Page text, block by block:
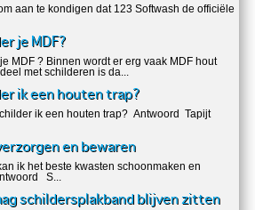
aan te kondigen dat 123 Softwash de officiële
je MDF?
MDF ? Binnen wordt er erg vaak MDF hout
met schilderen is da...
ik een houten trap?
ik een houten trap? Antwoord Tapijt
en bewaren
ik het beste kwasten schoonmaken en
S...
schildersplakband blijven zitten